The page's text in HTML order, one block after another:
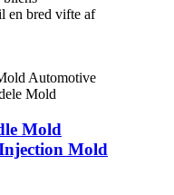
en bred vifte af
Mold
Mold